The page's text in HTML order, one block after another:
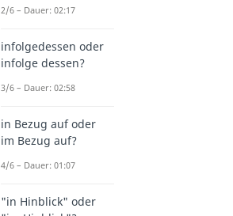
2/6 – Dauer: 02:17
infolgedessen oder
infolge dessen?
3/6 – Dauer: 02:58
in Bezug auf oder
im Bezug auf?
4/6 – Dauer: 01:07
"in Hinblick" oder